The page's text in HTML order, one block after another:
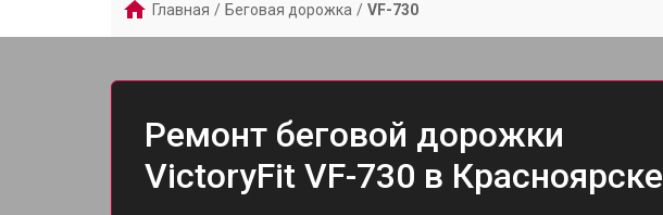
Главная / Беговая дорожка / VF-730
Ремонт беговой дорожки
VictoryFit VF-730 в Красноярске